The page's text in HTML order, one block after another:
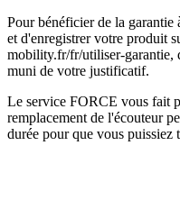
Pour bénéficier de la
et d'enregistrer votre produit
mobility.fr/fr/utiliser-garantie,
muni de votre justificatif.
Le service FORCE vous fait
remplacement de l'écouteur
durée pour que vous